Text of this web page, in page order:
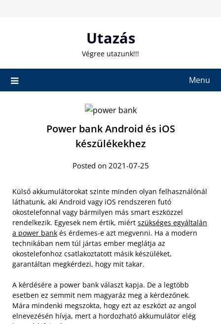
Utazás
Végree utazunk!!!
Menu
Power bank Android és iOS
készülékekhez
Posted on 2021-07-25
Külső akkumulátorokat szinte minden olyan felhasználónál
láthatunk, aki Android vagy iOS rendszeren futó
okostelefonnal vagy bármilyen más smart eszközzel
rendelkezik. Egyesek nem értik, miért szükséges egyáltalán
a power bank és érdemes-e azt megvenni. Ha a modern
technikában nem túl jártas ember meglátja az
okostelefonhoz csatlakoztatott másik készüléket,
garantáltan megkérdezi, hogy mit takar.
A kérdésére a power bank választ kapja. De a legtöbb
esetben ez semmit nem magyaráz meg a kérdezőnek.
Mára mindenki megszokta, hogy ezt az eszközt az angol
elnevezésén hívja, mert a hordozható akkumulátor elég